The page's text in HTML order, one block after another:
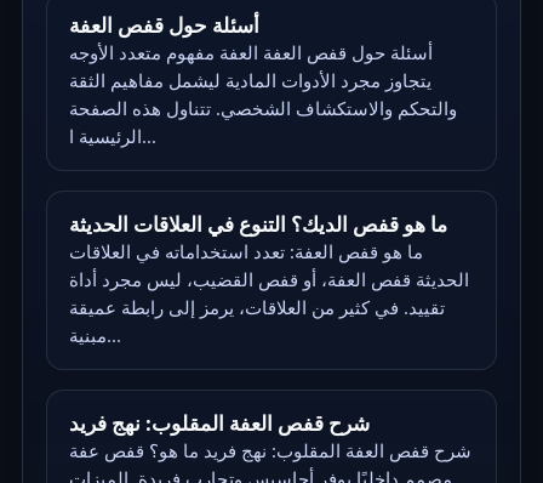
أسئلة حول قفص العفة
أسئلة حول قفص العفة العفة مفهوم متعدد الأوجه
يتجاوز مجرد الأدوات المادية ليشمل مفاهيم الثقة
والتحكم والاستكشاف الشخصي. تتناول هذه الصفحة
الرئيسية ا...
ما هو قفص الديك؟ التنوع في العلاقات الحديثة
ما هو قفص العفة: تعدد استخداماته في العلاقات
الحديثة قفص العفة، أو قفص القضيب، ليس مجرد أداة
تقييد. في كثير من العلاقات، يرمز إلى رابطة عميقة
مبنية...
شرح قفص العفة المقلوب: نهج فريد
شرح قفص العفة المقلوب: نهج فريد ما هو؟ قفص عفة